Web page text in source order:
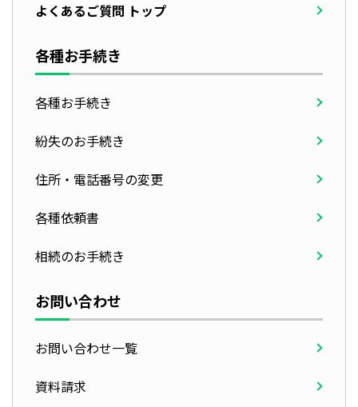
よくあるご質問 トップ
各種お手続き
各種お手続き
紛失のお手続き
住所・電話番号の変更
各種依頼書
相続のお手続き
お問い合わせ
お問い合わせ一覧
資料請求